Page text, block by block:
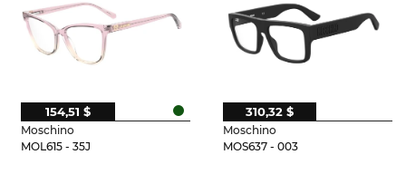
Moschino
MOL615 - 35J
154,51 $
Moschino
MOS637 - 003
310,32 $